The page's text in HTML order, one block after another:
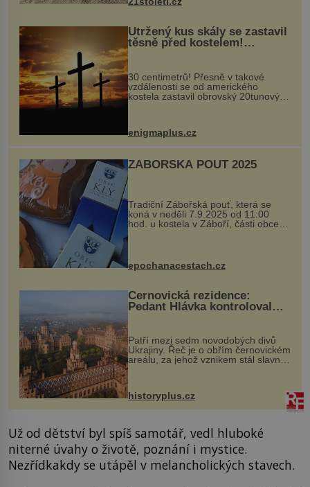
Utržený kus skály se zastavil
těsně před kostelem!
Ochránila ho boží síla?
30 centimetrů! Přesně v takové
vzdálenosti se od amerického
kostela zastavil obrovský 20tunový
...
enigmaplus.cz
ZÁBOŘSKÁ POUŤ 2025
Tradiční Zábořská pouť, která se
koná v neděli 7.9.2025 od 11:00
hod. u kostela v Záboří, části obce
Kly u Mělníka. V programu naleznete
komentovanou prohlídku kostela,
epochanacestach.cz
Černovická rezidence:
Pedant Hlávka kontroloval
Patří mezi sedm novodobých divů
Ukrajiny. Řeč je o obřím černovickém
areálu, za jehož vznikem stál slavný
český architekt Josef Hlávka. Ten si
na něm dal mimořádně záležet. Jeho
stavební plány by při ...
historyplus.cz
Už od dětství byl spíš samotář, vedl hluboké
niterné úvahy o životě, poznání i mystice.
Nezřídkakdy se utápěl v melancholických stavech.